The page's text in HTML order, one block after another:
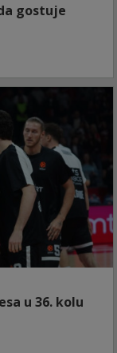
gostuje
u 36. kolu